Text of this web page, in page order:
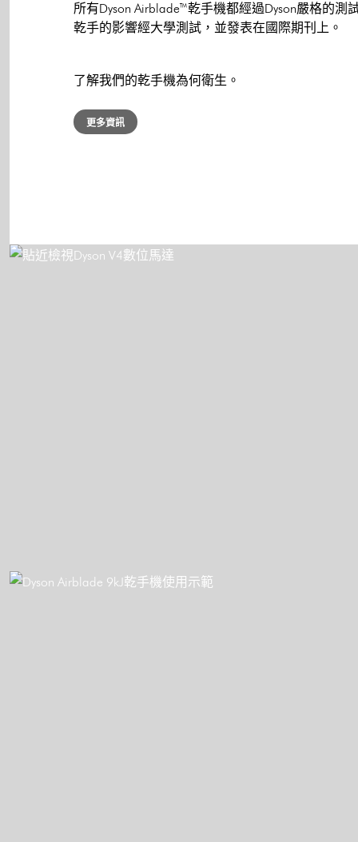
所有Dyson Airblade™乾手機都經過Dyson嚴格的測
乾手的影響經大學測試，並發表在國際期刊上。
了解我們的乾手機為何衛生。
更多資訊